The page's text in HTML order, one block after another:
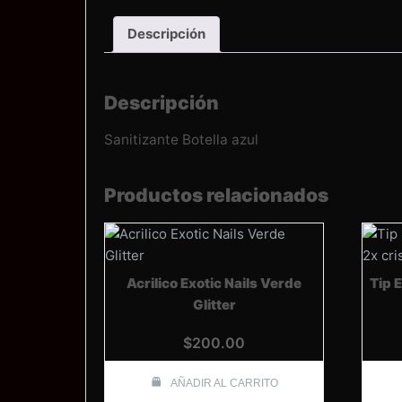
Descripción
Descripción
Sanitizante Botella azul
Productos relacionados
Acrilico Exotic Nails Verde
Glitter
$200.00
AÑADIR AL CARRITO
Tip